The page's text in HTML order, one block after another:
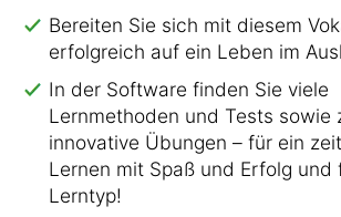
Bereiten Sie sich mit diesem
erfolgreich auf ein Leben im
In der Software finden Sie viele
Lernmethoden und Tests sowie
innovative Übungen – für ein
Lernen mit Spaß und Erfolg und
Lerntyp!